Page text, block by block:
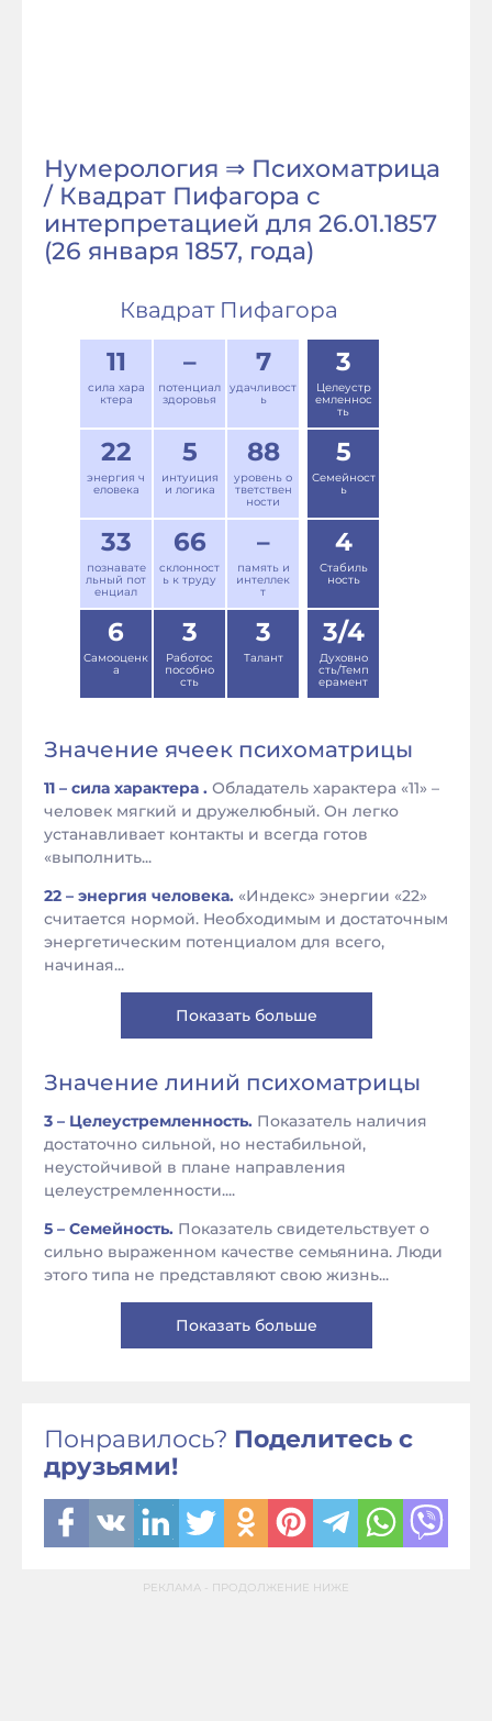
Нумерология ⇒ Психоматрица
/ Квадрат Пифагора с
интерпретацией для 26.01.1857
(26 января 1857, года)
Квадрат Пифагора
11
сила хара
ктера
–
потенциал
здоровья
7
удачливост
ь
22
энергия ч
еловека
5
интуиция
и логика
88
уровень о
тветствен
ности
33
познавате
льный пот
енциал
66
склонност
ь к труду
–
память и
интеллек
т
3
Целеустр
емленнос
ть
5
Семейност
ь
4
Стабиль
ность
6
Самооценк
а
3
Работос
пособно
сть
3
Талант
3/4
Духовно
сть/Темп
ерамент
Значение ячеек психоматрицы
11 – сила характера . Обладатель характера «11» –
человек мягкий и дружелюбный. Он легко
устанавливает контакты и всегда готов
«выполнить...
22 – энергия человека. «Индекс» энергии «22»
считается нормой. Необходимым и достаточным
энергетическим потенциалом для всего,
начиная...
Показать больше
Значение линий психоматрицы
3 – Целеустремленность. Показатель наличия
достаточно сильной, но нестабильной,
неустойчивой в плане направления
целеустремленности....
5 – Семейность. Показатель свидетельствует о
сильно выраженном качестве семьянина. Люди
этого типа не представляют свою жизнь...
Показать больше
Понравилось? Поделитесь с
друзьями!
РЕКЛАМА - ПРОДОЛЖЕНИЕ НИЖЕ